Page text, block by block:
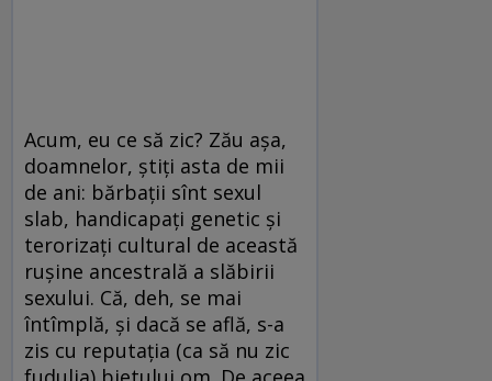
Acum, eu ce să zic? Zău așa,
doamnelor, știți asta de mii
de ani: bărbații sînt sexul
slab, handicapați genetic și
terorizați cultural de această
rușine ancestrală a slăbirii
sexului. Că, deh, se mai
întîmplă, și dacă se află, s-a
zis cu reputația (ca să nu zic